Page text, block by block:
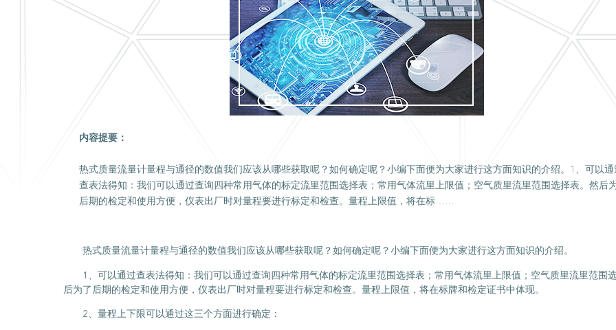
内容提要：
热式质量流量计量程与通径的数值我们应该从哪些获取呢？如何确定呢？小编下面便为大家进行这方面知识的介绍。1、可以通
查表法得知：我们可以通过查询四种常用气体的标定流里范围选择表；常用气体流里上限值；空气质里流里范围选择表。然后
后期的检定和使用方便，仪表出厂时对量程要进行标定和检查。量程上限值，将在标……
热式质量流量计量程与通径的数值我们应该从哪些获取呢？如何确定呢？小编下面便为大家进行这方面知识的介绍。
1、可以通过查表法得知：我们可以通过查询四种常用气体的标定流里范围选择表；常用气体流里上限值；空气质里流里范围
后为了后期的检定和使用方便，仪表出厂时对量程要进行标定和检查。量程上限值，将在标牌和检定证书中体现。
2、量程上下限可以通过这三个方面进行确定：